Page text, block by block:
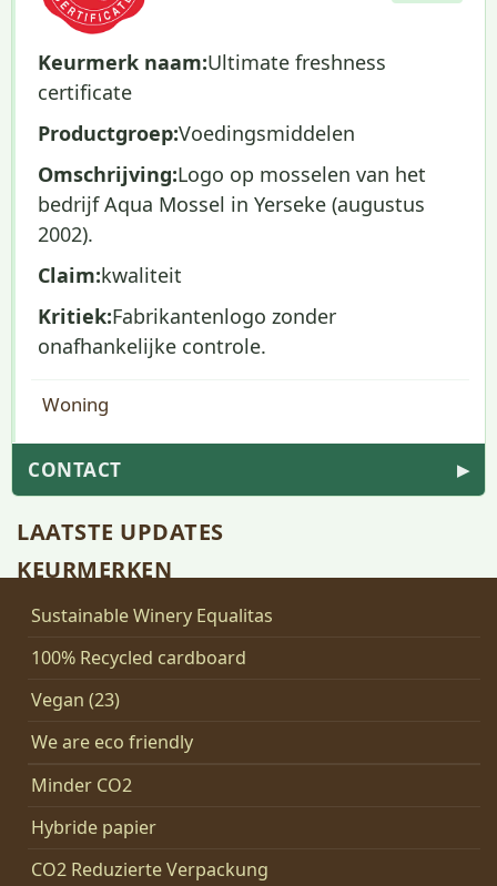
Keurmerk naam:Ultimate freshness
certificate
Productgroep:Voedingsmiddelen
Omschrijving:Logo op mosselen van het
bedrijf Aqua Mossel in Yerseke (augustus
2002).
Claim:kwaliteit
Kritiek:Fabrikantenlogo zonder
onafhankelijke controle.
Woning
CONTACT ▶
LAATSTE UPDATES
KEURMERKEN
Sustainable Winery Equalitas
100% Recycled cardboard
Vegan (23)
We are eco friendly
Minder CO2
Hybride papier
CO2 Reduzierte Verpackung